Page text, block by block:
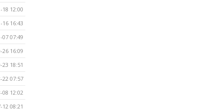
18 12:00
16 16:43
07 07:49
26 16:09
23 18:51
22 07:57
08 12:02
12 08:21